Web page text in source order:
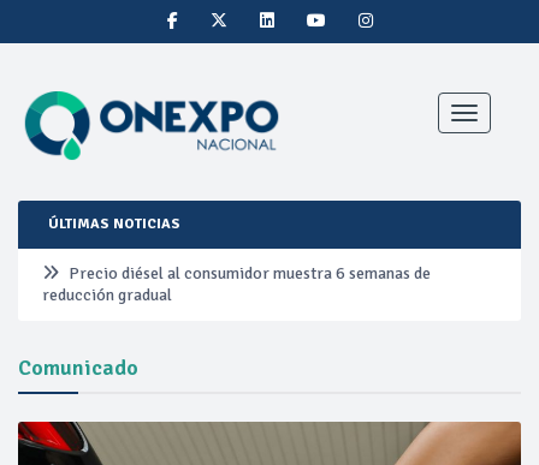
Toggle
ÚLTIMAS NOTICIAS
Precio diésel al consumidor muestra 6 semanas de
reducción gradual
Pemex ante la refinación clandestina
Petrobras duplica ganancias en segundo trimestre por
precios del petróleo y producción récord
Comunicado